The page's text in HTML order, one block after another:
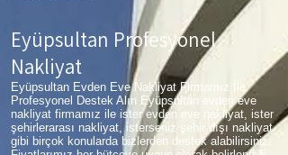
Eyüpsultan Profesyonel
Nakliyat
Eyüpsultan Evden Eve Nakliyat Firmamız İle
Profesyonel Destek Alın Eyüpsultan evden eve
nakliyat firmamız ile ister evden eve nakliyat, ister
şehirlerarası nakliyat, isterseniz şehir dışı nakliyat
gibi birçok konularda bizlerden destek alabilirsiniz.